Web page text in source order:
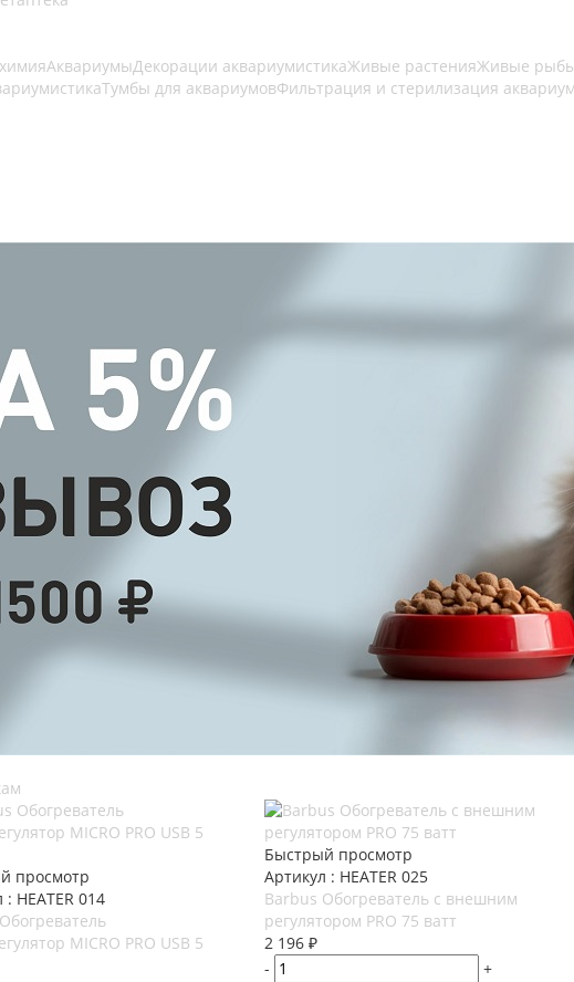
АквариумыДекорации аквариумистикаЖивые растенияЖивые
Тумбы для аквариумовФильтрация и стерилизация
просмотр
: HEATER 014
MICRO PRO USB 5
Быстрый просмотр
Артикул : HEATER 025
Barbus Обогреватель с внешним
регулятором PRO 75 ватт
2 196 ₽
-
+